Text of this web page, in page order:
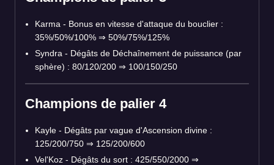
Karma - Bonus en vitesse d'attaque du bouclier :
35%/50%/100% ⇒ 50%/75%/125%
Syndra - Dégâts de Déchaînement de puissance (par
sphère) : 80/120/200 ⇒ 100/150/250
Champions de palier 4
Kayle - Dégâts par vague d'Ascension divine :
125/200/750 ⇒ 125/200/600
Vel'Koz - Dégâts du sort : 425/550/2000 ⇒